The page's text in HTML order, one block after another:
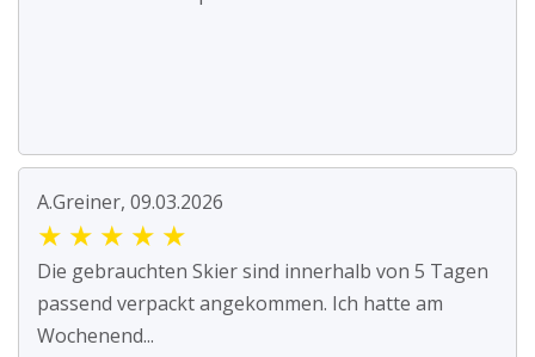
A.Greiner, 09.03.2026
★ ★ ★ ★ ★
Die gebrauchten Skier sind innerhalb von 5 Tagen
passend verpackt angekommen. Ich hatte am
Wochenend...